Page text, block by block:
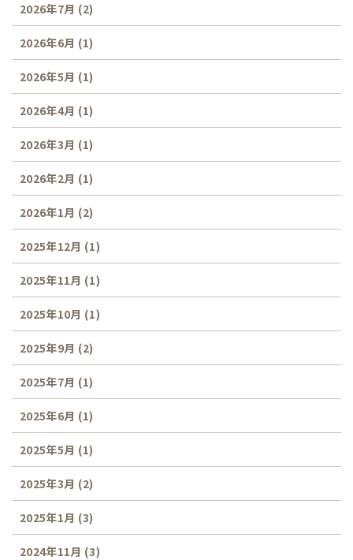
2026年7月 (2)
2026年6月 (1)
2026年5月 (1)
2026年4月 (1)
2026年3月 (1)
2026年2月 (1)
2026年1月 (2)
2025年12月 (1)
2025年11月 (1)
2025年10月 (1)
2025年9月 (2)
2025年7月 (1)
2025年6月 (1)
2025年5月 (1)
2025年3月 (2)
2025年1月 (3)
2024年11月 (3)